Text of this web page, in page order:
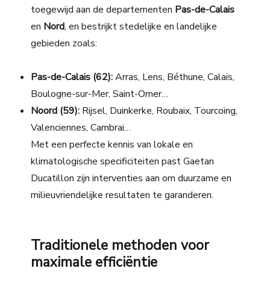
toegewijd aan de departementen Pas-de-Calais
en Nord, en bestrijkt stedelijke en landelijke
gebieden zoals:
Pas-de-Calais (62):Arras, Lens, Béthune, Calais,
Boulogne-sur-Mer, Saint-Omer…
Noord (59): Rijsel, Duinkerke, Roubaix, Tourcoing,
Valenciennes, Cambrai…
Met een perfecte kennis van lokale en
klimatologische specificiteiten past Gaetan
Ducatillon zijn interventies aan om duurzame en
milieuvriendelijke resultaten te garanderen.
Traditionele methoden voor
maximale efficiëntie